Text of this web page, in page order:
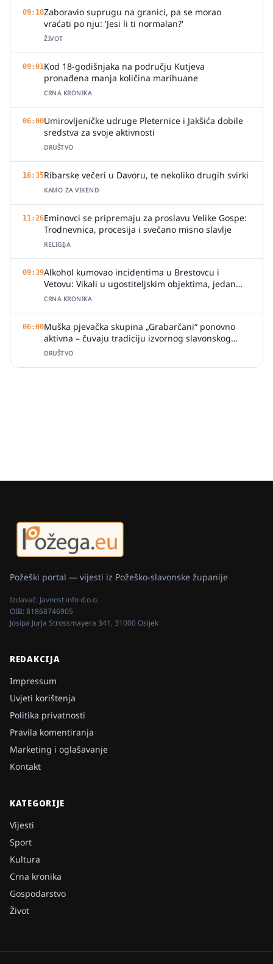
09:10Zaboravio suprugu na granici, pa se morao
vraćati po nju: 'Jesi li ti normalan?'
ŽIVOT
09:01Kod 18-godišnjaka na području Kutjeva
pronađena manja količina marihuane
CRNA KRONIKA
06:00Umirovljeničke udruge Pleternice i Jakšića dobile
sredstva za svoje aktivnosti
DRUŠTVO
16:35Ribarske večeri u Davoru, te nekoliko drugih svirki
KAMO ZA VIKEND
11:26Eminovci se pripremaju za proslavu Velike Gospe:
Trodnevnica, procesija i svečano misno slavlje
RELIGIJA
09:39Alkohol kumovao incidentima u Brestovcu i
Vetovu: Vikali u ugostiteljskim objektima, jedan
zalio djelatnicu pićem
CRNA KRONIKA
06:00Muška pjevačka skupina „Grabarčani“ ponovno
aktivna – čuvaju tradiciju izvornog slavonskog
pjevanja
DRUŠTVO
Požeški portal — vijesti iz Požeško-slavonske županije
Izdavač: Javnost info d.o.o.
OIB:81868746905
Josipa Jurja Strossmayera 341, 31000 Osijek
REDAKCIJA
Impressum
Uvjeti korištenja
Politika privatnosti
Pravila komentiranja
Marketing i oglašavanje
Kontakt
KATEGORIJE
Vijesti
Sport
Kultura
Crna kronika
Gospodarstvo
Život